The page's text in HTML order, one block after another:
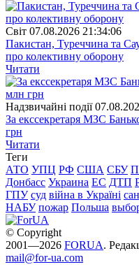
Свiт 07.08.2026 21:34:06
Пакистан, Туреччина та
про колективну оборону
Читати
Надзвичайні події
За екссекретаря МЗС
грн
Читати
Теги
АТО УПЦ РФ США СБУ
Донбасс Украина ЕС ДТП
ГПУ суд війна в Україні
НАБУ пожар Польша
© Copyright
2001—2026 FORUA.
mail@for-ua.com